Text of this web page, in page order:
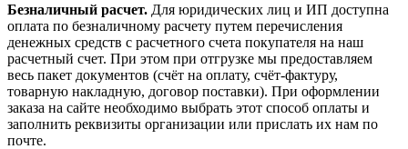
Безналичный расчет. Для юридических лиц и ИП доступна
оплата по безналичному расчету путем перечисления
денежных средств с расчетного счета покупателя на наш
расчетный счет. При этом при отгрузке мы предоставляем
весь пакет документов (счёт на оплату, счёт-фактуру,
товарную накладную, договор поставки). При оформлении
заказа на сайте необходимо выбрать этот способ оплаты и
заполнить реквизиты организации или прислать их нам по
почте.